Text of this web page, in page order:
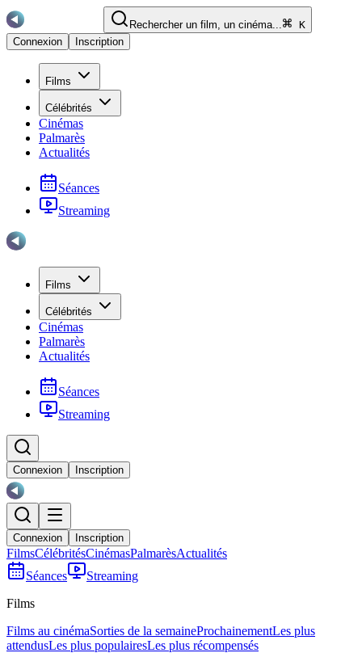
Rechercher un film, un cinéma...
K
Connexion
Inscription
Films
Célébrités
Cinémas
Palmarès
Actualités
Séances
Streaming
Films
Célébrités
Cinémas
Palmarès
Actualités
Séances
Streaming
Connexion Inscription
Connexion Inscription
FilmsCélébritésCinémasPalmarèsActualités
Séances
Streaming
Films
Films au cinémaSorties de la semaineProchainementLes plus
attendusLes plus populairesLes plus récompensés